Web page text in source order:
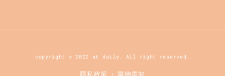
copyright © 2022 at daily. All right reserved.
隱私政策 購物需知